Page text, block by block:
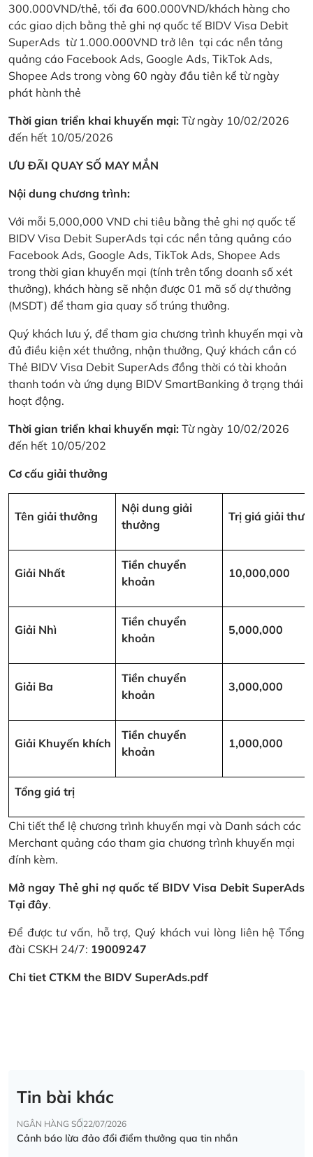
300.000VND/thẻ, tối đa 600.000VND/khách hàng cho
các giao dịch bằng thẻ ghi nợ quốc tế BIDV Visa Debit
SuperAds từ 1.000.000VND trở lên tại các nền tảng
quảng cáo Facebook Ads, Google Ads, TikTok Ads,
Shopee Ads trong vòng 60 ngày đầu tiên kể từ ngày
phát hành thẻ
Thời gian triển khai khuyến mại: Từ ngày 10/02/2026
đến hết 10/05/2026
ƯU ĐÃI QUAY SỐ MAY MẮN
Nội dung chương trình:
Với mỗi 5,000,000 VND chi tiêu bằng thẻ ghi nợ quốc tế
BIDV Visa Debit SuperAds tại các nền tảng quảng cáo
Facebook Ads, Google Ads, TikTok Ads, Shopee Ads
trong thời gian khuyến mại (tính trên tổng doanh số xét
thưởng), khách hàng sẽ nhận được 01 mã số dự thưởng
(MSDT) để tham gia quay số trúng thưởng.
Quý khách lưu ý, để tham gia chương trình khuyến mại và
đủ điều kiện xét thưởng, nhận thưởng, Quý khách cần có
Thẻ BIDV Visa Debit SuperAds đồng thời có tài khoản
thanh toán và ứng dụng BIDV SmartBanking ở trạng thái
hoạt động.
Thời gian triển khai khuyến mại: Từ ngày 10/02/2026
đến hết 10/05/202
Cơ cấu giải thưởng
Tên giải thưởng
Nội dung giải
thưởng
Trị giá giải
Giải Nhất
Tiền chuyển
khoản
10,000,000
Giải Nhì
Tiền chuyển
khoản
5,000,000
Giải Ba
Tiền chuyển
khoản
3,000,000
Giải Khuyến khích
Tiền chuyển
khoản
1,000,000
Tổng giá trị
Chi tiết thể lệ chương trình khuyến mại và Danh sách các
Merchant quảng cáo tham gia chương trình khuyến mại
đính kèm.
Mở ngay Thẻ ghi nợ quốc tế BIDV Visa Debit SuperAds
Tại đây.
Để được tư vấn, hỗ trợ, Quý khách vui lòng liên hệ Tổng
đài CSKH 24/7: 19009247
Chi tiet CTKM the BIDV SuperAds.pdf
Tin bài khác
NGÂN HÀNG SỐ22/07/2026
Cảnh báo lừa đảo đổi điểm thưởng qua tin nhắn